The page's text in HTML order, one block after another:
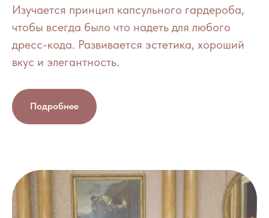
Изучается принцип капсульного гардероба,
чтобы всегда было что надеть для любого
дресс-кода. Развивается эстетика, хороший
вкус и элегантность.
Подробнее